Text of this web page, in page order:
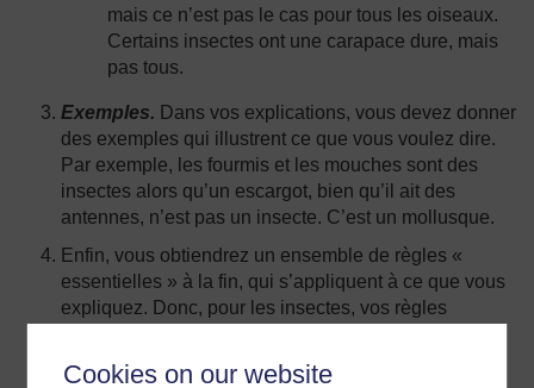
Cookies on our website
mais ce n’est pas le cas pour tous les oiseaux.
Certains insectes ont une carapace dure, mais
pas tous.
Exemples. Dans vos explications, vous devez donner
des exemples qui illustrent ce que vous voulez dire.
Par exemple, les fourmis et les mouches sont des
insectes alors qu’un escargot, bien qu’il ait des
antennes, n’est pas un insecte. C’est un mollusque.
Enfin, vous obtiendrez un ensemble de règles «
essentielles » à la fin, qui s’appliquent à ce que vous
expliquez. Donc, pour les insectes, vos règles
deux antennes et deux ou quatre ailes.